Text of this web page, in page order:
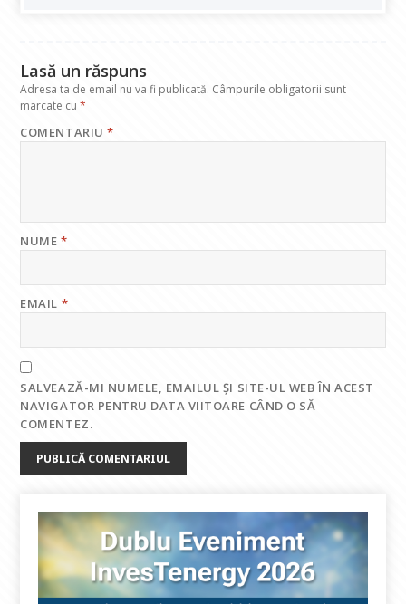
Lasă un răspuns
Adresa ta de email nu va fi publicată. Câmpurile obligatorii sunt
marcate cu*
COMENTARIU*
NUME*
EMAIL *
SALVEAZĂ-MI NUMELE, EMAILUL ȘI SITE-UL WEB ÎN ACEST
NAVIGATOR PENTRU DATA VIITOARE CÂND O SĂ
COMENTEZ.